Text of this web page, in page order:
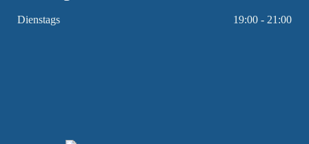
Dienstags 19:00 - 21:00